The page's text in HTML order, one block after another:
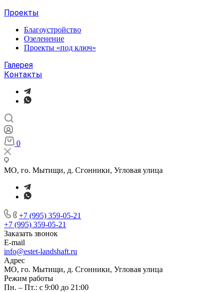
Проекты
Благоустройство
Озеленение
Проекты «под ключ»
Галерея
Контакты
0
МО, го. Мытищи, д. Сгонники, Угловая улица
+7 (995) 359-05-21
+7 (995) 359-05-21
Заказать звонок
E-mail
info@estet-landshaft.ru
Адрес
МО, го. Мытищи, д. Сгонники, Угловая улица
Режим работы
Пн. – Пт.: с 9:00 до 21:00